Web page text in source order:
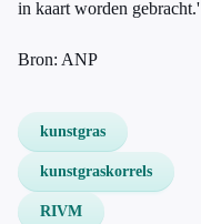
in kaart worden gebracht.'
Bron: ANP
kunstgras
kunstgraskorrels
RIVM